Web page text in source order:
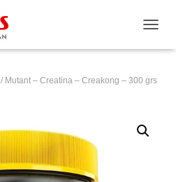
/ Mutant – Creatina – Creakong – 300 grs